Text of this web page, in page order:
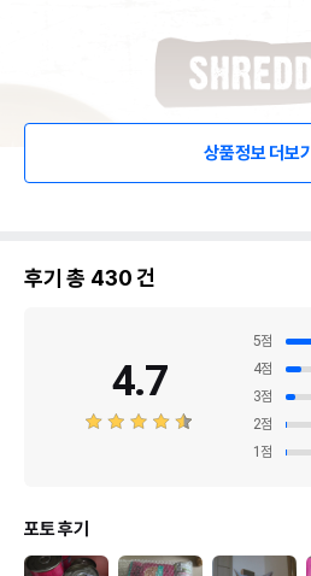
상품정보 더보기
후기 총 430건
4.7
5점
4점
3점
2점
1 점
포토 후기